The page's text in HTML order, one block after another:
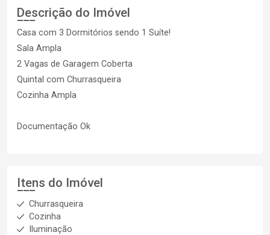
Descrição do Imóvel
Casa com 3 Dormitórios sendo 1 Suíte!
Sala Ampla
2 Vagas de Garagem Coberta
Quintal com Churrasqueira
Cozinha Ampla
Documentação Ok
Itens do Imóvel
Churrasqueira
Cozinha
Iluminação